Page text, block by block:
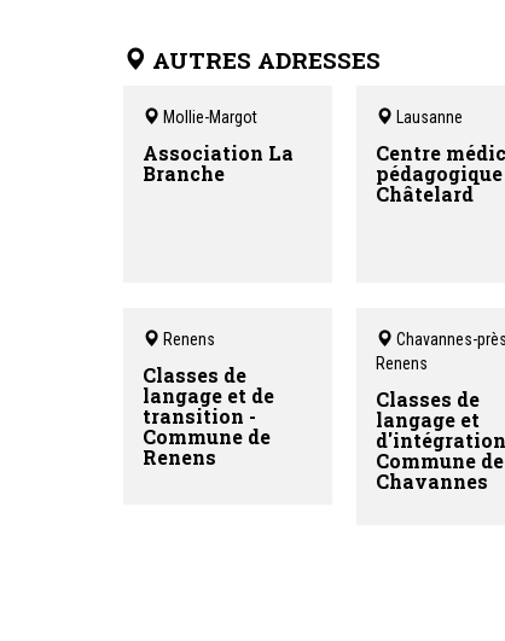
AUTRES ADRESSES
Mollie-Margot
Association La
Branche
Lausanne
Centre
Châtelard
Renens
Classes de
langage et de
transition -
Commune de
Renens
Chavannes-
Renens
Classes de
langage et
Commune de
Chavannes